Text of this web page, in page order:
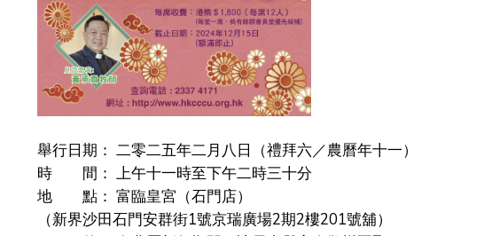
舉行日期： 二零二五年二月八日（禮拜六／農曆年十一）
時 間： 上午十一時至下午二時三十分
地 點： 富臨皇宮（石門店）
（新界沙田石門安群街1號京瑞廣場2期2樓201號舖）